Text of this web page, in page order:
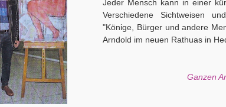
Jeder Mensch kann in einer
Verschiedene Sichtweisen
"Könige, Bürger und andere
Arndold im neuen Rathuas in
Ganzen